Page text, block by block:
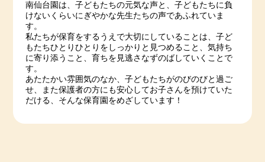
南仙台園は、子どもたちの元気な声と、子どもたちに負
けないくらいにぎやかな先生たちの声であふれていま
す。
私たちが保育をするうえで大切にしていることは、子ど
もたちひとりひとりをしっかりと見つめること、気持ち
に寄り添うこと、育ちを見逃さなずのばしていくことで
す。
あたたかい雰囲気のなか、子どもたちがのびのびと過ご
せ、また保護者の方にも安心してお子さんを預けていた
だける、そんな保育園をめざしています！